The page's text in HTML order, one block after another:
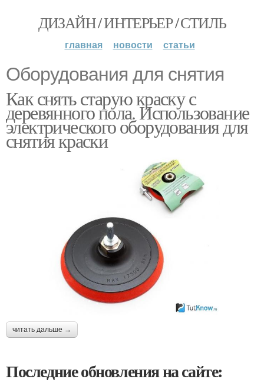
ДИЗАЙН / ИНТЕРЬЕР / СТИЛЬ
главная новости статьи
Оборудования для снятия
Как снять старую краску с
деревянного пола. Использование
электрического оборудования для
снятия краски
читать дальше →
Последние обновления на сайте: